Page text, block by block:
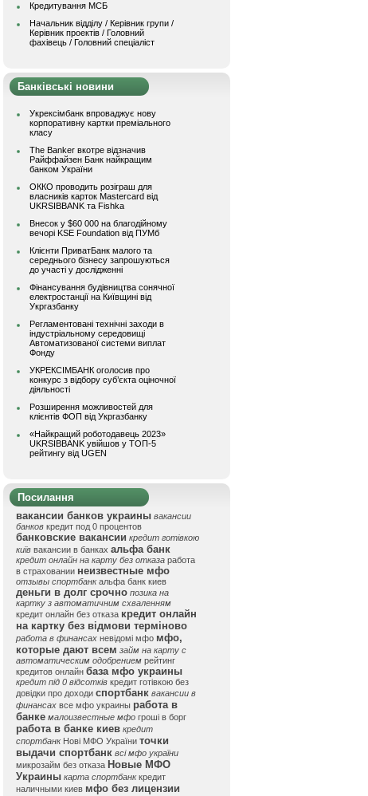
Кредитування МСБ
Начальник вiддiлу / Керівник групи /
Керівник проектів / Головний
фахівець / Головний спеціаліст
Банківські новини
Укрексімбанк впроваджує нову
корпоративну картки преміального
класу
The Banker вкотре відзначив
Райффайзен Банк найкращим
банком України
ОККО проводить розіграш для
власників карток Mastercard від
UKRSIBBANK та Fishka
Внесок у $60 000 на благодійному
вечорі KSE Foundation від ПУМб
Клієнти ПриватБанк малого та
середнього бізнесу запрошуються
до участі у дослідженні
Фінансування будівництва сонячної
електростанції на Київщині від
Укргазбанку
Регламентовані технічні заходи в
індустріальному середовищі
Автоматизованої системи виплат
Фонду
УКРЕКСІМБАНК оголосив про
конкурс з відбору суб’єкта оціночної
діяльності
Розширення можливостей для
клієнтів ФОП від Укргазбанку
«Найкращий роботодавець 2023»
UKRSIBBANK увійшов у ТОП-5
рейтингу від UGEN
Посилання
вакансии банков украины вакансии
банков кредит под 0 процентов
банковские вакансии кредит готівкою
київ вакансии в банках альфа банк
кредит онлайн на карту без отказа работа
в страховании неизвестные мфо
отзывы спортбанк альфа банк киев
деньги в долг срочно позика на
картку з автоматичним схваленням
кредит онлайн без отказа кредит онлайн
на картку без відмови терміново
работа в финансах невідомі мфо мфо,
которые дают всем займ на карту с
автоматическим одобрением рейтинг
кредитов онлайн база мфо украины
кредит під 0 відсотків кредит готівкою без
довідки про доходи спортбанк вакансии в
финансах все мфо украины работа в
банке малоизвестные мфо гроші в борг
работа в банке киев кредит
спортбанк Нові МФО України точки
выдачи спортбанк всі мфо україни
микрозайм без отказа Новые МФО
Украины карта спортбанк кредит
наличными киев мфо без лицензии